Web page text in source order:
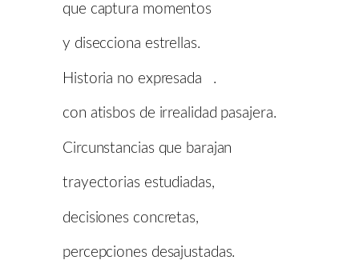
que captura momentos
y disecciona estrellas.
Historia no expresada .
con atisbos de irrealidad pasajera.
Circunstancias que barajan
trayectorias estudiadas,
decisiones concretas,
percepciones desajustadas.